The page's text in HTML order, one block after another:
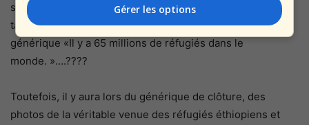
sont introduits dans le pays non pas enchaînés mais en
tant que citoyens.» Non, la seule chose à retenir est le
générique «Il y a 65 millions de réfugiés dans le
monde. »….????
Toutefois, il y aura lors du générique de clôture, des
photos de la véritable venue des réfugiés éthiopiens et
Gérer les options